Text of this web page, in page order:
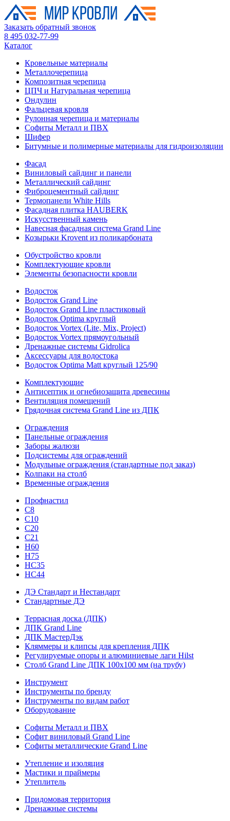
Заказать обратный звонок
8 495 032-77-99
Каталог
Кровельные материалы
Металлочерепица
Композитная черепица
ЦПЧ и Натуральная черепица
Ондулин
Фальцевая кровля
Рулонная черепица и материалы
Софиты Металл и ПВХ
Шифер
Битумные и полимерные материалы для гидроизоляции
Фасад
Виниловый сайдинг и панели
Металлический сайдинг
Фиброцементный сайдинг
Термопанели White Hills
Фасадная плитка HAUBERK
Искусственный камень
Навесная фасадная система Grand Line
Козырьки Krovent из поликарбоната
Обустройство кровли
Комплектующие кровли
Элементы безопасности кровли
Водосток
Водосток Grand Line
Водосток Grand Line пластиковый
Водосток Optima круглый
Водосток Vortex (Lite, Mix, Project)
Водосток Vortex прямоугольный
Дренажные системы Gidrolica
Аксессуары для водостока
Водосток Optima Matt круглый 125/90
Комплектующие
Антисептик и огнебиозащита древесины
Вентиляция помещений
Грядочная система Grand Line из ДПК
Ограждения
Панельные ограждения
Заборы жалюзи
Подсистемы для ограждений
Модульные ограждения (стандартные под заказ)
Колпаки на столб
Временные ограждения
Профнастил
С8
С10
С20
С21
H60
H75
HС35
НС44
ДЭ Стандарт и Нестандарт
Стандартные ДЭ
Террасная доска (ДПК)
ДПК Grand Line
ДПК МастерДэк
Кляммеры и клипсы для крепления ДПК
Регулируемые опоры и алюминиевые лаги Hilst
Столб Grand Line ДПК 100х100 мм (на трубу)
Инструмент
Инструменты по бренду
Инструменты по видам работ
Оборудование
Софиты Металл и ПВХ
Софит виниловый Grand Line
Софиты металлические Grand Line
Утепление и изоляция
Мастики и праймеры
Утеплитель
Придомовая территория
Дренажные системы